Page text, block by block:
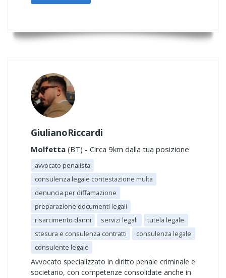
GiulianoRiccardi
Molfetta (BT) - Circa 9km dalla tua posizione
avvocato penalista
consulenza legale contestazione multa
denuncia per diffamazione
preparazione documenti legali
risarcimento danni
servizi legali
tutela legale
stesura e consulenza contratti
consulenza legale
consulente legale
Avvocato specializzato in diritto penale criminale e
societario, con competenze consolidate anche in